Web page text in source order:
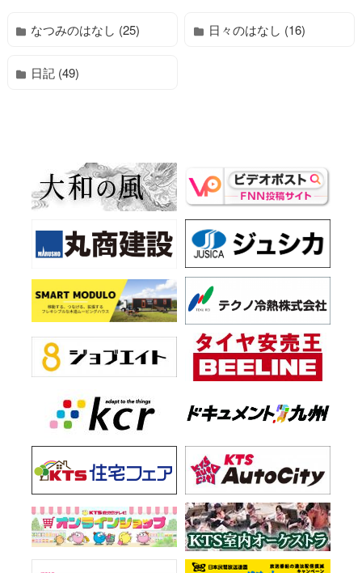
なつみのはなし (25) 日々のはなし (16)
日記 (49)